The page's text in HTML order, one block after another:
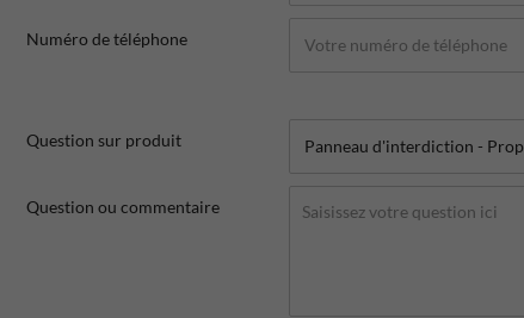
Numéro de téléphone
Question sur produit
Question ou commentaire